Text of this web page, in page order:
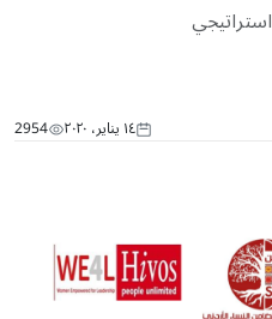
استراتيجي
١٤ يناير، ٢٠٢٠ 2954